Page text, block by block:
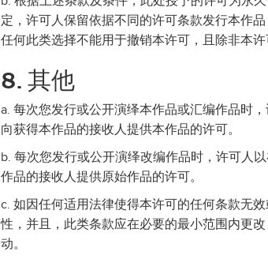
定，许可人保留依据不同的许可条款发行本作
任何此类选择不能用于撤销本许可，且除非本
8. 其他
a. 每次您发行或公开演绎本作品或汇编作品时
向获得本作品的接收人提供本作品的许可。
b. 每次您发行或公开演绎改编作品时，许可人
作品的接收人提供原始作品的许可。
c. 如因任何适用法律使得本许可的任何条款无
性，并且，此类条款应在必要的最小范围内更
动。